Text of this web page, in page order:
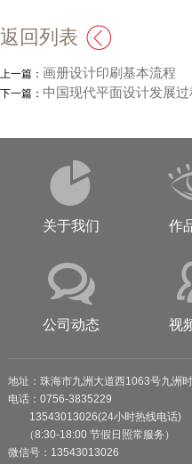
返回列表
上一篇： 画册设计印刷基本流程
下一篇： 中国现代平面设计发展
关于我们 作
公司动态 视
地址：珠海市九洲大道西1063号九洲
电话：0756-3835229
13543013026(24小时热线电话)
（8:30-18:00 节假日照常服务）
微信号：13543013026